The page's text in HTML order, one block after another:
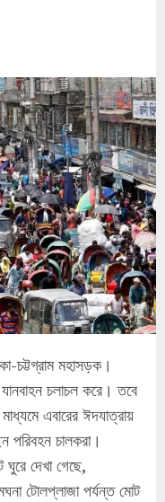
চট্টগ্রাম মহাসড়ক।
চলাচল করে। তবে
এবারের ঈদযাত্রায়
পরিবহন চালকরা।
ঘুরে দেখা গেছে,
টোলপ্লাজা পর্যন্ত মোট